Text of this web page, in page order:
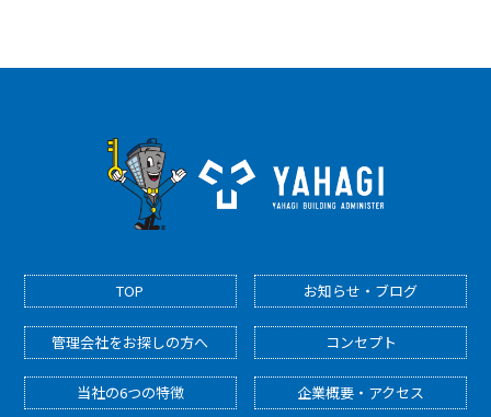
TOP お知らせ・ブログ
管理会社をお探しの方へ コンセプト
当社の6つの特徴 企業概要・アクセス